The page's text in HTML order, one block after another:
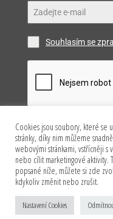
Souhlasím se
Cookies jsou soubory, které se
stránky, díky nim můžeme
webovými stránkami, vstřícněji
nebo cílit marketingové
popsané níže, můžete si zde
kdykoliv změnit nebo zrušit.
Nastavení Cookies